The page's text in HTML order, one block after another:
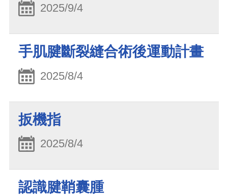
2025/9/4
手肌腱斷裂縫合術後運動計畫
2025/8/4
扳機指
2025/8/4
認識腱鞘囊腫